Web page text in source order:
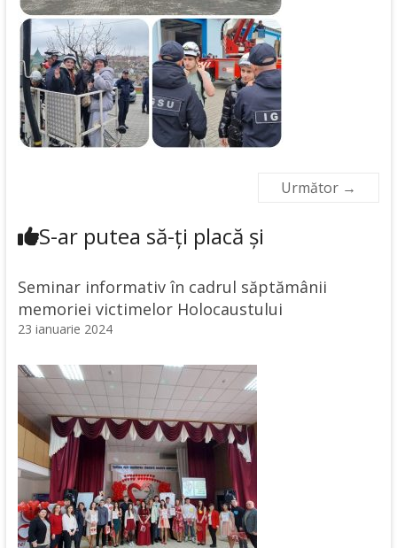
Următor →
S-ar putea să-ți placă și
Seminar informativ în cadrul săptămânii
memoriei victimelor Holocaustului
23 ianuarie 2024